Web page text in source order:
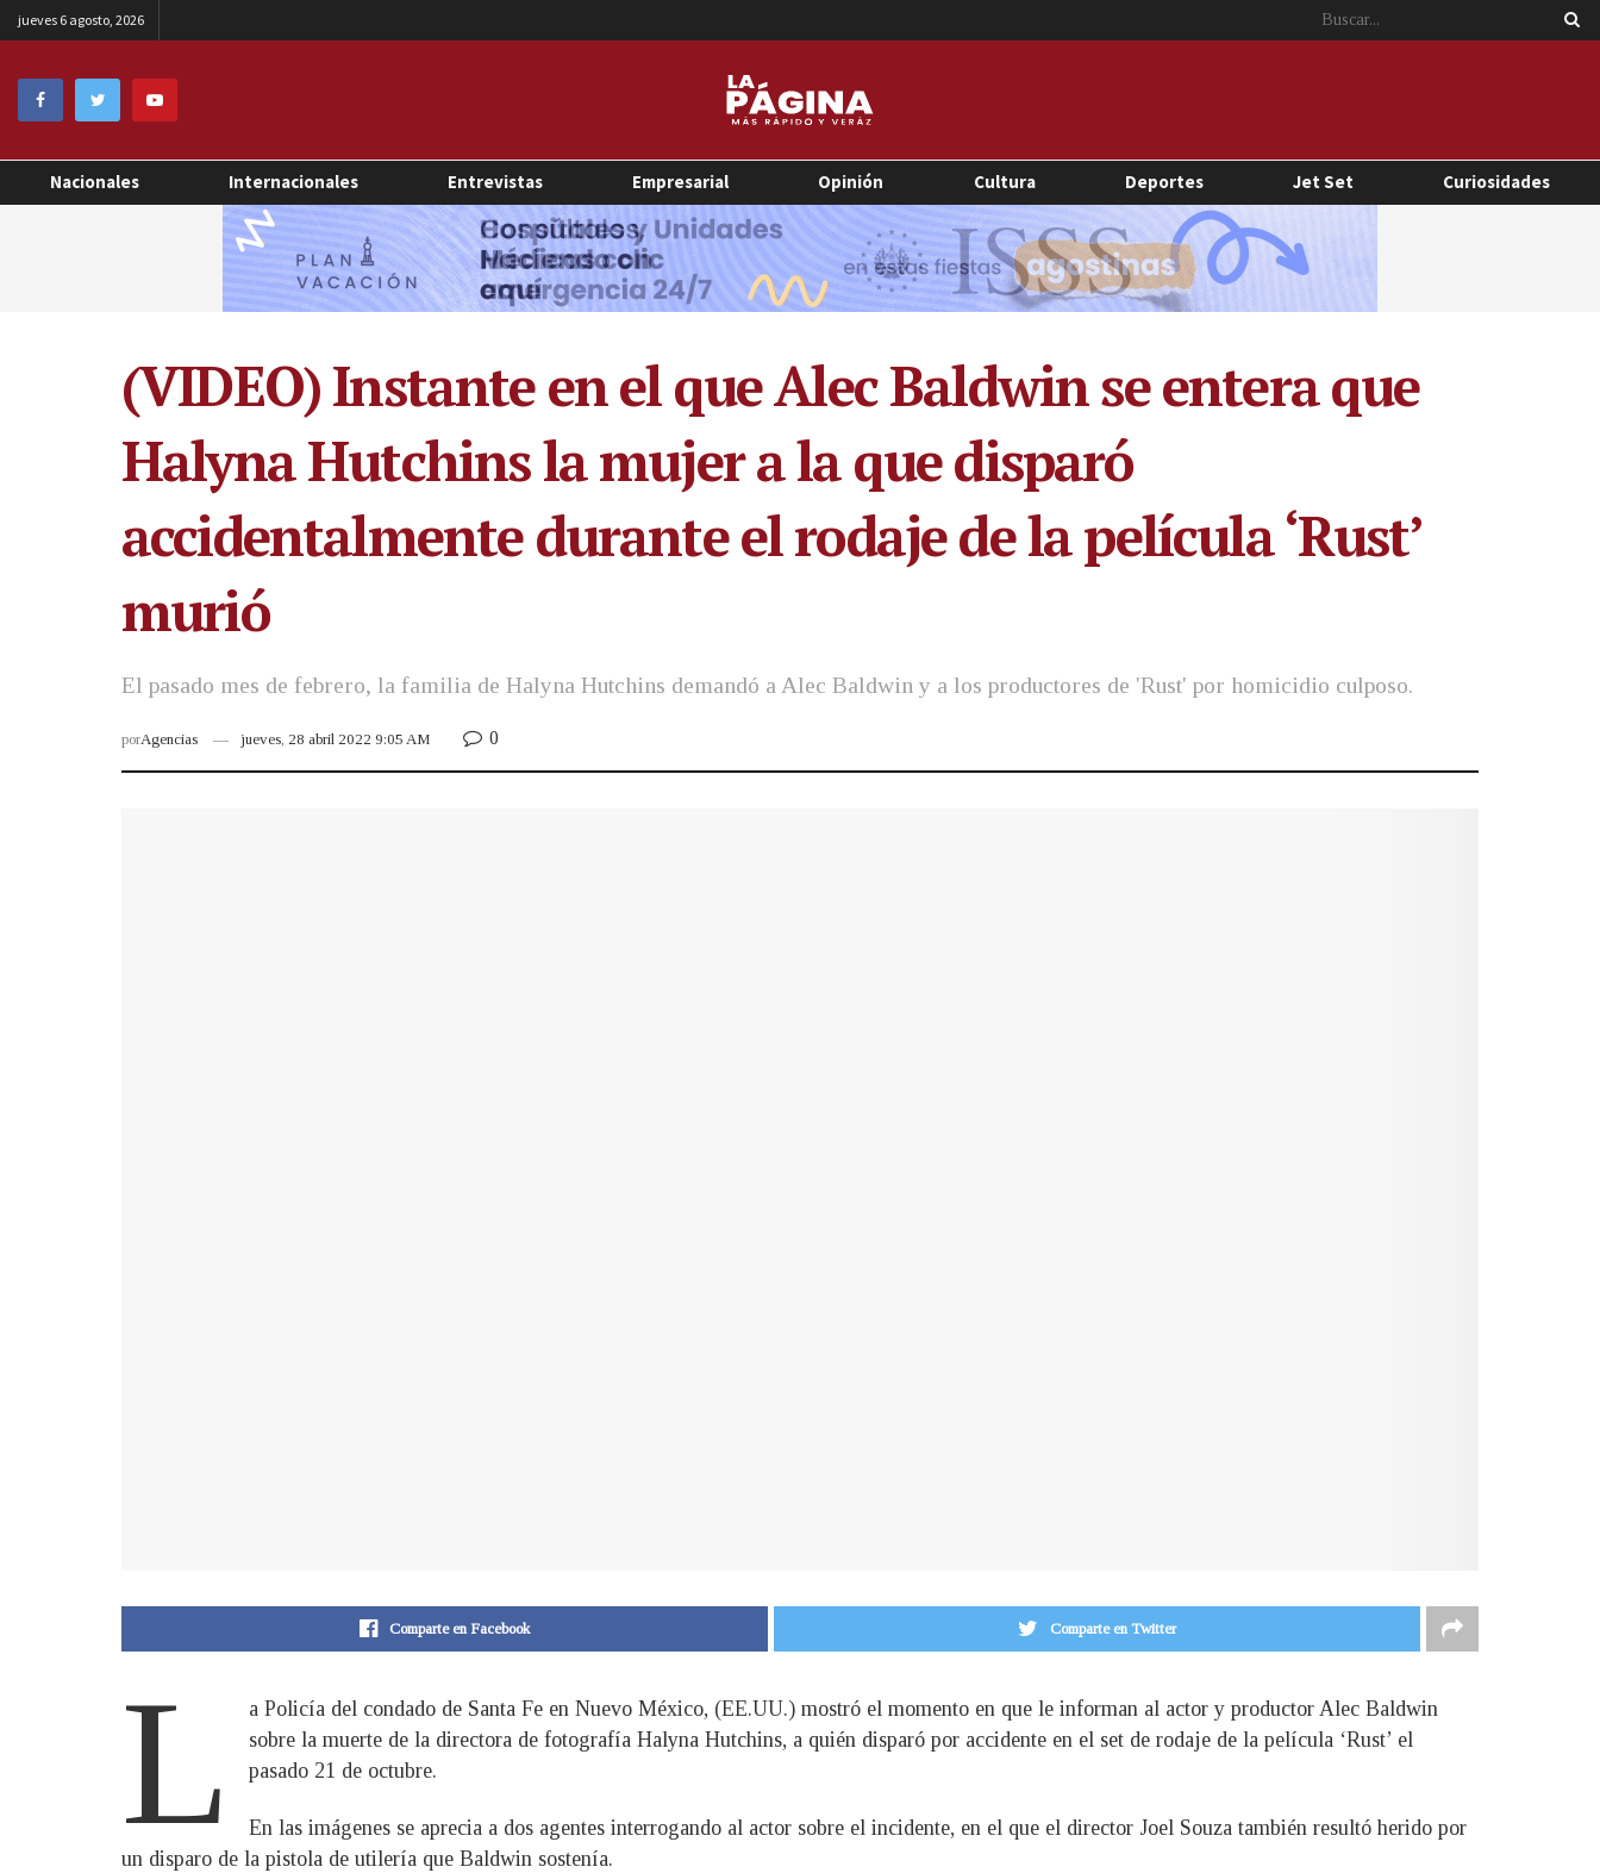
jueves 6 agosto, 2026
Nacionales Internacionales Entrevistas Empresarial Opinión Cultura Deportes Jet Set Curiosidades
(VIDEO) Instante en el que Alec Baldwin se entera que
Halyna Hutchins la mujer a la que disparó
accidentalmente durante el rodaje de la película ‘Rust’
murió
El pasado mes de febrero, la familia de Halyna Hutchins demandó a Alec Baldwin y a los productores de 'Rust' por homicidio culposo.
porAgencias jueves, 28 abril 2022 9:05 AM 0
Comparte en Facebook Comparte en Twitter
L
a Policía del condado de Santa Fe en Nuevo México, (EE.UU.) mostró el momento en que le informan al actor y productor Alec Baldwin
sobre la muerte de la directora de fotografía Halyna Hutchins, a quién disparó por accidente en el set de rodaje de la película ‘Rust’ el
pasado 21 de octubre.
En las imágenes se aprecia a dos agentes interrogando al actor sobre el incidente, en el que el director Joel Souza también resultó herido por
un disparo de la pistola de utilería que Baldwin sostenía.